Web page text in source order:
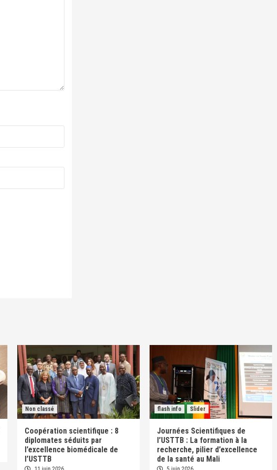
Non classé
Coopération scientifique : 8
diplomates séduits par
l’excellence biomédicale de
l’USTTB
flash info Slider
Journées Scientifiques de
l’USTTB : La formation à la
recherche, pilier d’excellence
de la santé au Mali